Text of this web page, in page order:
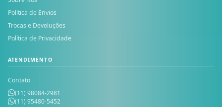
Política de Envios
Trocas e Devoluções
Política de Privacidade
ATENDIMENTO
Contato
(11) 98084-2981
(11) 95480-5452